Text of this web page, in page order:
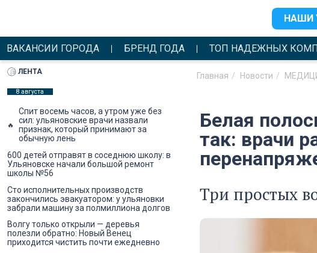
НАШИ
ВАКАНСИИ ГОРОДА БРЕНД ГОДА ТОП НАДЕЖНЫХ
Главная Новости
Белая
так: врачи
Три простых
ЛЕНТА
8 августа
Спит восемь часов, а утром уже без
сил: ульяновские врачи назвали
признак, который принимают за
обычную лень
600 детей отправят в соседнюю школу: в
Ульяновске начали большой ремонт
школы №56
Сто исполнительных производств
закончились эвакуатором: у ульяновки
забрали машину за полмиллиона долгов
Волгу только открыли — деревья
полезли обратно: Новый Венец
приходится чистить почти ежедневно